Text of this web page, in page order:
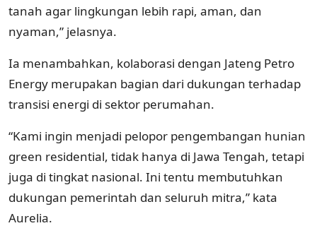
tanah agar lingkungan lebih rapi, aman, dan
nyaman,” jelasnya.
Ia menambahkan, kolaborasi dengan Jateng Petro
Energy merupakan bagian dari dukungan terhadap
transisi energi di sektor perumahan.
“Kami ingin menjadi pelopor pengembangan hunian
green residential, tidak hanya di Jawa Tengah, tetapi
juga di tingkat nasional. Ini tentu membutuhkan
dukungan pemerintah dan seluruh mitra,” kata
Aurelia.